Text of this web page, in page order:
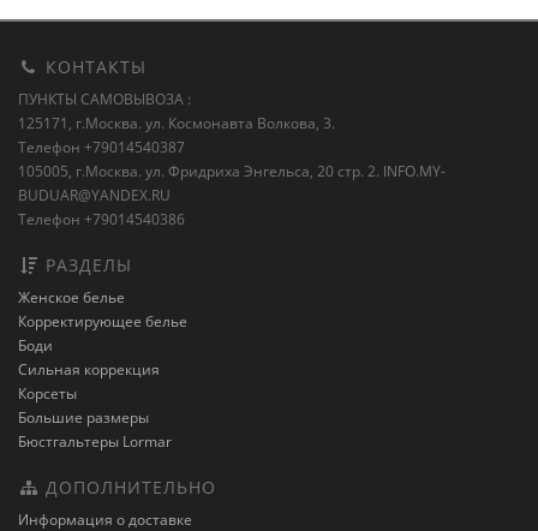
КОНТАКТЫ
ПУНКТЫ САМОВЫВОЗА :
125171, г.Москва. ул. Космонавта Волкова, 3.
Телефон +79014540387
105005, г.Москва. ул. Фридриха Энгельса, 20 стр. 2. INFO.MY-
BUDUAR@YANDEX.RU
Телефон +79014540386
РАЗДЕЛЫ
Женское белье
Корректирующее белье
Боди
Сильная коррекция
Корсеты
Большие размеры
Бюстгальтеры Lormar
ДОПОЛНИТЕЛЬНО
Информация о доставке